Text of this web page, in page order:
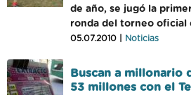
de año, se jugó la
ronda del torneo oficial
05.07.2010 | Noticias
Buscan a millonario
53 millones con el